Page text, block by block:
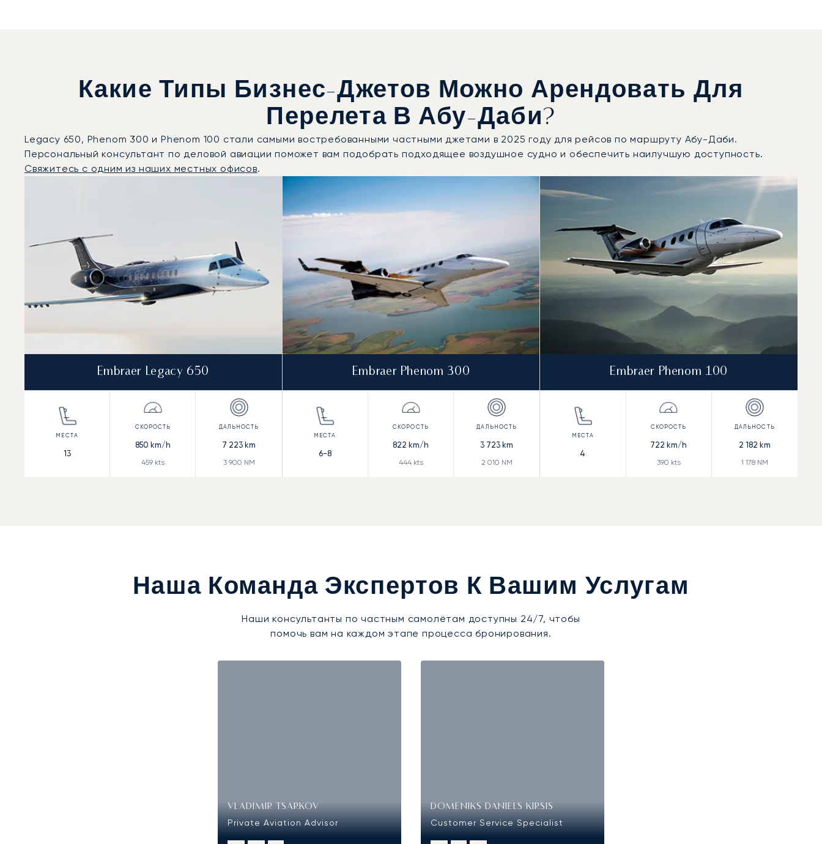
Какие Типы Бизнес-Джетов Можно Арендовать Для
Перелета В Абу-Даби?
Legacy 650, Phenom 300 и Phenom 100 стали самыми востребованными частными джетами в 2025 году для рейсов по маршруту Абу-Даби.
Персональный консультант по деловой авиации поможет вам подобрать подходящее воздушное судно и обеспечить наилучшую доступность.
Свяжитесь с одним из наших местных офисов.
Абу-Даби : 3 наиболее востребованные модели воздушных судов по числу полётных движений в 2025 году
Места
Дальность (км)
Embraer Legacy 650
13
850 km/h
459kts
7 223 km
3 900 NM
Embraer Phenom 300
6-8
822 km/h
444kts
3 723 km
2 010 NM
Embraer Phenom 100
4
722 km/h
390 kts
2 182 km
1 178NM
Наша Команда Экспертов К Вашим Услугам
Наши консультанты по частным самолётам доступны 24/7, чтобы
помочь вам на каждом этапе процесса бронирования.
VLADIMIR TSARKOV
Private Aviation Advisor
DOMENIKS DANIELS KIRSIS
Customer Service Specialist